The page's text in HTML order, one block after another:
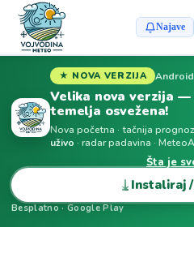
Najave
★ NOVA VERZIJA Android
Velika nova verzija
temelja osvežena!
Nova početna · tačnija
uživo · radar padavina ·
Šta je
⤓ Instaliraj
Besplatno · Google Play